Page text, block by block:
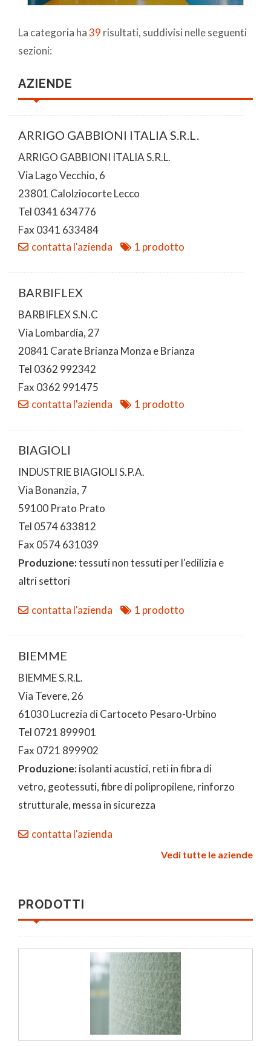
La categoria ha39 risultati, suddivisi nelle seguenti
sezioni:
AZIENDE
ARRIGO GABBIONI ITALIA S.R.L.
ARRIGO GABBIONI ITALIA S.R.L.
Via Lago Vecchio, 6
23801 Calolziocorte Lecco
Tel 0341 634776
Fax 0341 633484
contatta l'azienda
1 prodotto
BARBIFLEX
BARBIFLEX S.N.C
Via Lombardia, 27
20841 Carate Brianza Monza e Brianza
Tel 0362 992342
Fax 0362 991475
contatta l'azienda
1 prodotto
BIAGIOLI
INDUSTRIE BIAGIOLI S.P.A.
Via Bonanzia, 7
59100 Prato Prato
Tel 0574 633812
Fax 0574 631039
Produzione:tessuti non tessuti per l'edilizia e
altri settori
contatta l'azienda 1 prodotto
BIEMME
BIEMME S.R.L.
Via Tevere, 26
61030 Lucrezia di Cartoceto Pesaro-Urbino
Tel 0721 899901
Fax 0721 899902
Produzione:isolanti acustici, reti in fibra di
vetro, geotessuti, fibre di polipropilene, rinforzo
strutturale, messa in sicurezza
contatta l'azienda
Vedi tutte le aziende
PRODOTTI